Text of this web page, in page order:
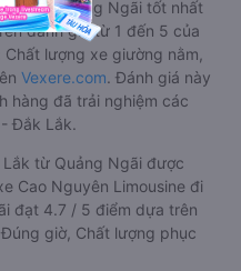
từ Quảng Ngãi tốt nhất
đánh giá từ 1 đến 5 của
lượng xe giường nằm,
Vexere.com. Đánh giá này
hàng đã trải nghiệm các
Đắk Lắk.
từ Quảng Ngãi được
Cao Nguyên Limousine đi
đạt 4.7 / 5 điểm dựa trên
giờ, Chất lượng phục